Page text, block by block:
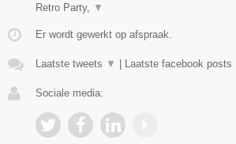
Retro Party, ▼
Er wordt gewerkt op afspraak.
Laatste tweets ▼ Laatste facebook posts
Sociale media: